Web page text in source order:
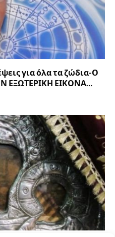
για όλα τα ζώδια-Ο
ΕΞΩΤΕΡΙΚΗ ΕΙΚΟΝΑ…